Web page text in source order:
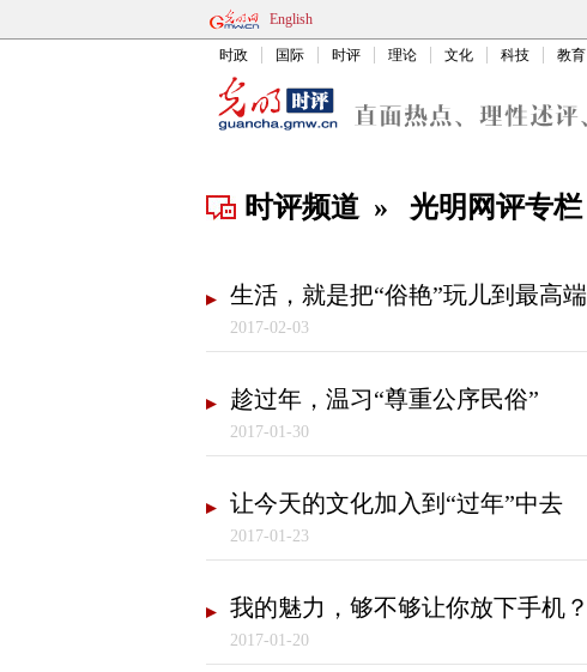
English
时政 国际 时评 理论 文化 科技 教育
时评频道 » 光明网评专栏
生活，就是把“俗艳”玩儿到最高端
2017-02-03
趁过年，温习“尊重公序民俗”
2017-01-30
让今天的文化加入到“过年”中去
2017-01-23
我的魅力，够不够让你放下手机？
2017-01-20